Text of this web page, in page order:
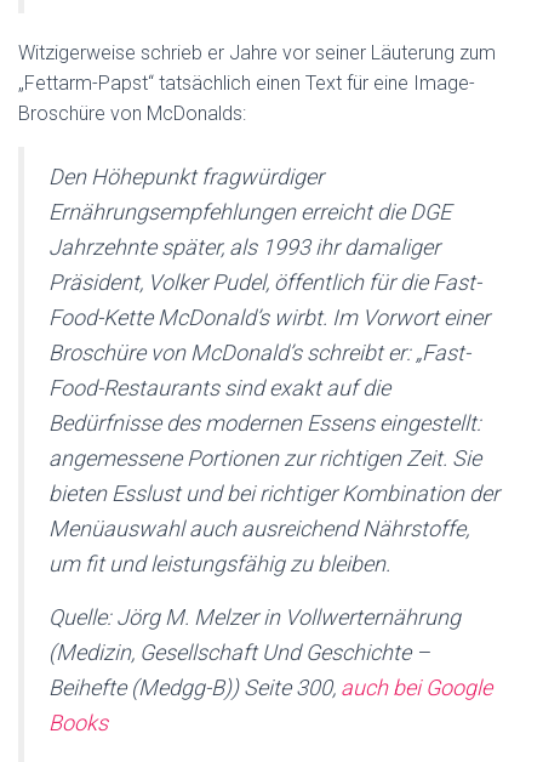
Witzigerweise schrieb er Jahre vor seiner Läuterung zum
„Fettarm-Papst“ tatsächlich einen Text für eine Image-
Broschüre von McDonalds:
Den Höhepunkt fragwürdiger
Ernährungsempfehlungen erreicht die DGE
Jahrzehnte später, als 1993 ihr damaliger
Präsident, Volker Pudel, öffentlich für die Fast-
Food-Kette McDonald’s wirbt. Im Vorwort einer
Broschüre von McDonald’s schreibt er: „Fast-
Food-Restaurants sind exakt auf die
Bedürfnisse des modernen Essens eingestellt:
angemessene Portionen zur richtigen Zeit. Sie
bieten Esslust und bei richtiger Kombination der
Menüauswahl auch ausreichend Nährstoffe,
um fit und leistungsfähig zu bleiben.
Quelle: Jörg M. Melzer in Vollwerternährung
(Medizin, Gesellschaft Und Geschichte –
Beihefte (Medgg-B)) Seite 300, auch bei Google
Books